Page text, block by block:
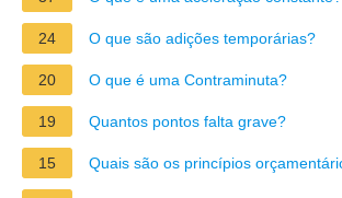
24 O que são adições temporárias?
20 O que é uma Contraminuta?
19 Quantos pontos falta grave?
15 Quais são os princípios